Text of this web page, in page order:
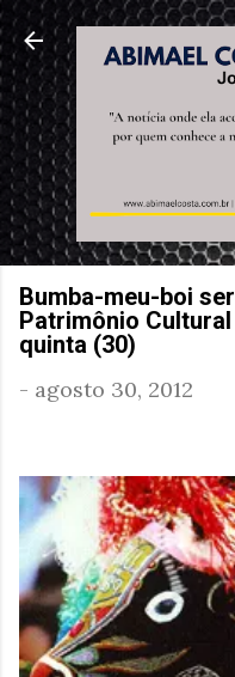
Pular para
Bumba-meu-boi
Patrimônio
quinta (30)
- agosto 30, 2012